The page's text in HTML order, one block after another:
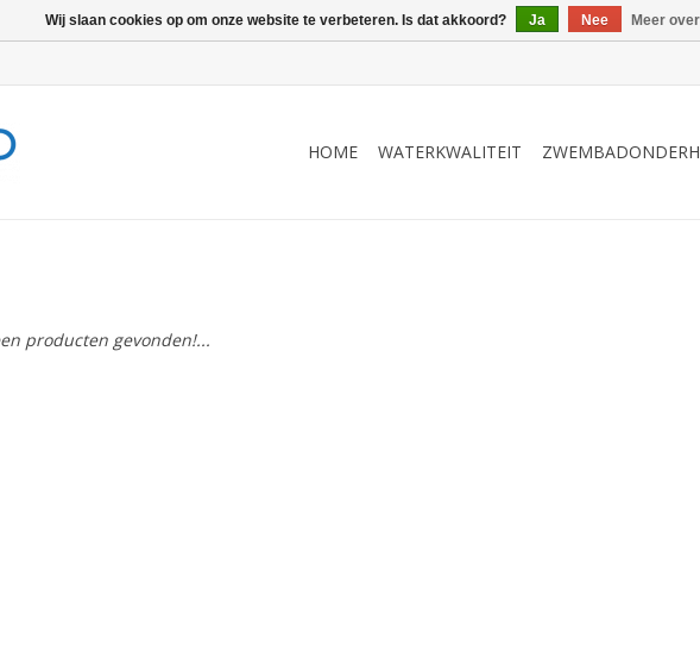
HOME WATERKWALITEIT
producten gevonden!...
Wij slaan cookies op om onze website te verbeteren. Is dat akkoord? Ja Nee Meer